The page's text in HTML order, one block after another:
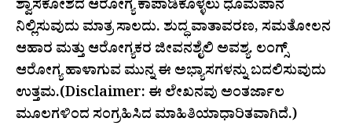
ಶ್ವಾಸಕೋಶದ ಆರೋಗ್ಯ ಕಾಪಾಡಿಕೊಳ್ಳಲು ಧೂಮಪಾನ
ನಿಲ್ಲಿಸುವುದು ಮಾತ್ರ ಸಾಲದು. ಶುದ್ಧ ವಾತಾವರಣ, ಸಮತೋಲನ
ಆಹಾರ ಮತ್ತು ಆರೋಗ್ಯಕರ ಜೀವನಶೈಲಿ ಅವಶ್ಯ. ಲಂಗ್ಸ್
ಆರೋಗ್ಯ ಹಾಳಾಗುವ ಮುನ್ನ ಈ ಅಭ್ಯಾಸಗಳನ್ನು ಬದಲಿಸುವುದು
ಉತ್ತಮ.(Disclaimer: ಈ ಲೇಖನವು ಅಂತರ್ಜಾಲ
ಮೂಲಗಳಿಂದ ಸಂಗ್ರಹಿಸಿದ ಮಾಹಿತಿಯಾಧಾರಿತವಾಗಿದೆ.)